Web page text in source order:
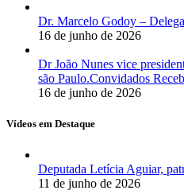
Dr. Marcelo Godoy –
16 de junho de 2026
Dr João Nunes vice
são Paulo.Convidados
16 de junho de 2026
Vídeos em Destaque
Deputada Letícia Aguiar,
11 de junho de 2026